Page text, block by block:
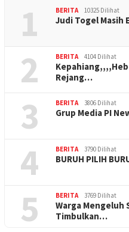
1 BERITA 10325 Dilihat
Judi Togel Masih
2 BERITA 4104 Dilihat
Rejang…
3 BERITA 3806 Dilihat
Grup Media PI
4 BERITA 3790 Dilihat
BURUH PILIH
5 BERITA 3769 Dilihat
Warga Mengeluh
Timbulkan…